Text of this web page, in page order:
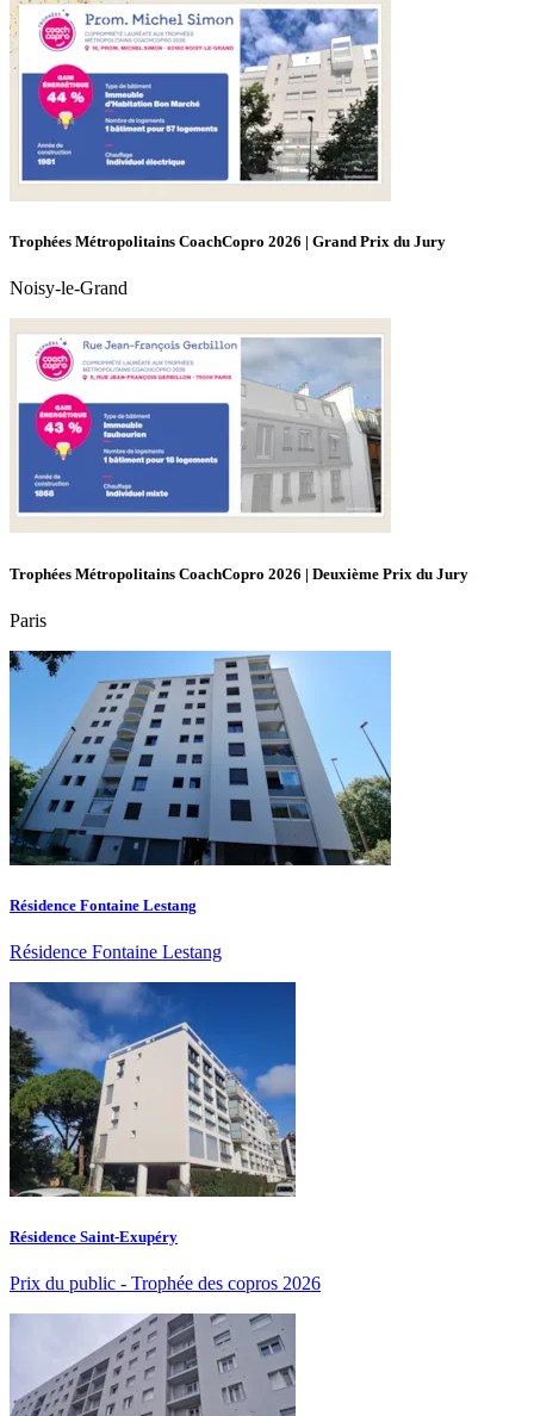
Trophées Métropolitains CoachCopro 2026 | Grand Prix du Jury
Noisy-le-Grand
Trophées Métropolitains CoachCopro 2026 | Deuxième Prix du Jury
Paris
Résidence Fontaine Lestang
Résidence Fontaine Lestang
Résidence Saint-Exupéry
Prix du public - Trophée des copros 2026